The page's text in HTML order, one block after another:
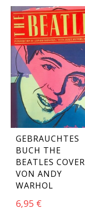
GEBRAUCHTES
BUCH THE
BEATLES COVER
VON ANDY
WARHOL
6,95 €